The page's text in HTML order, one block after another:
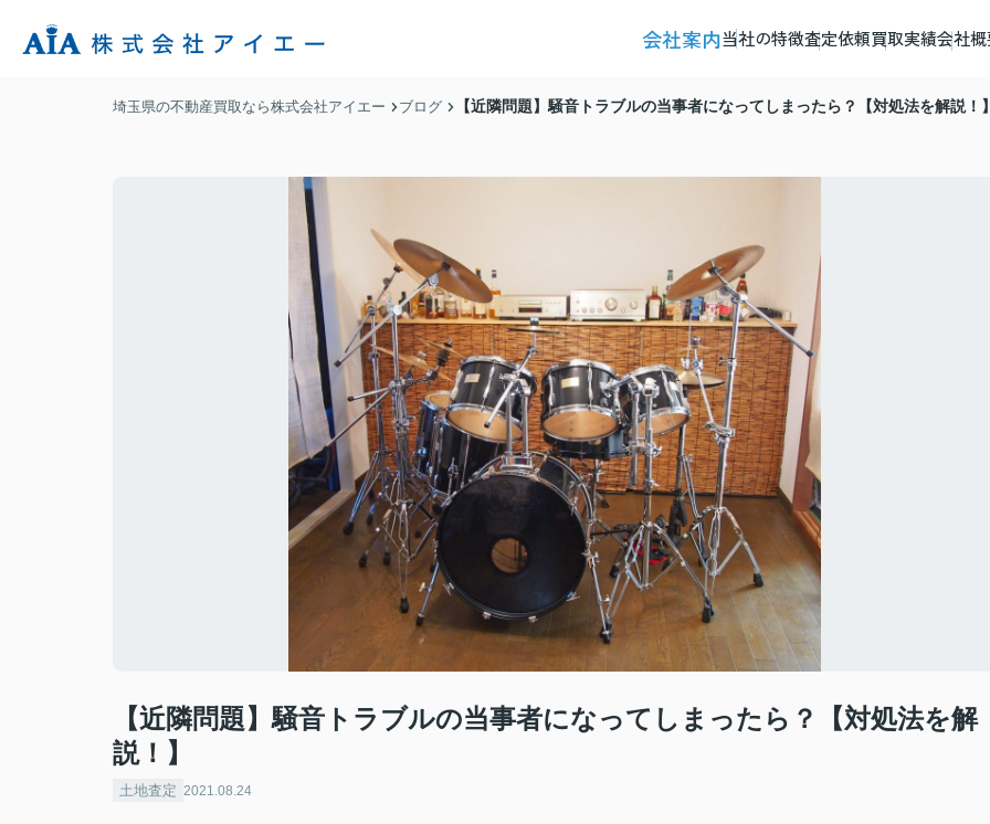
会社案内当社の特徴査定依頼買取実績会社
埼玉県の不動産買取なら株式会社アイエー ブログ 【近隣問題】騒音トラブルの当事者になってしまったら？【対処法を解説！
【近隣問題】騒音トラブルの当事者になってしまったら？【対処法を解
説！】
土地査定 2021.08.24